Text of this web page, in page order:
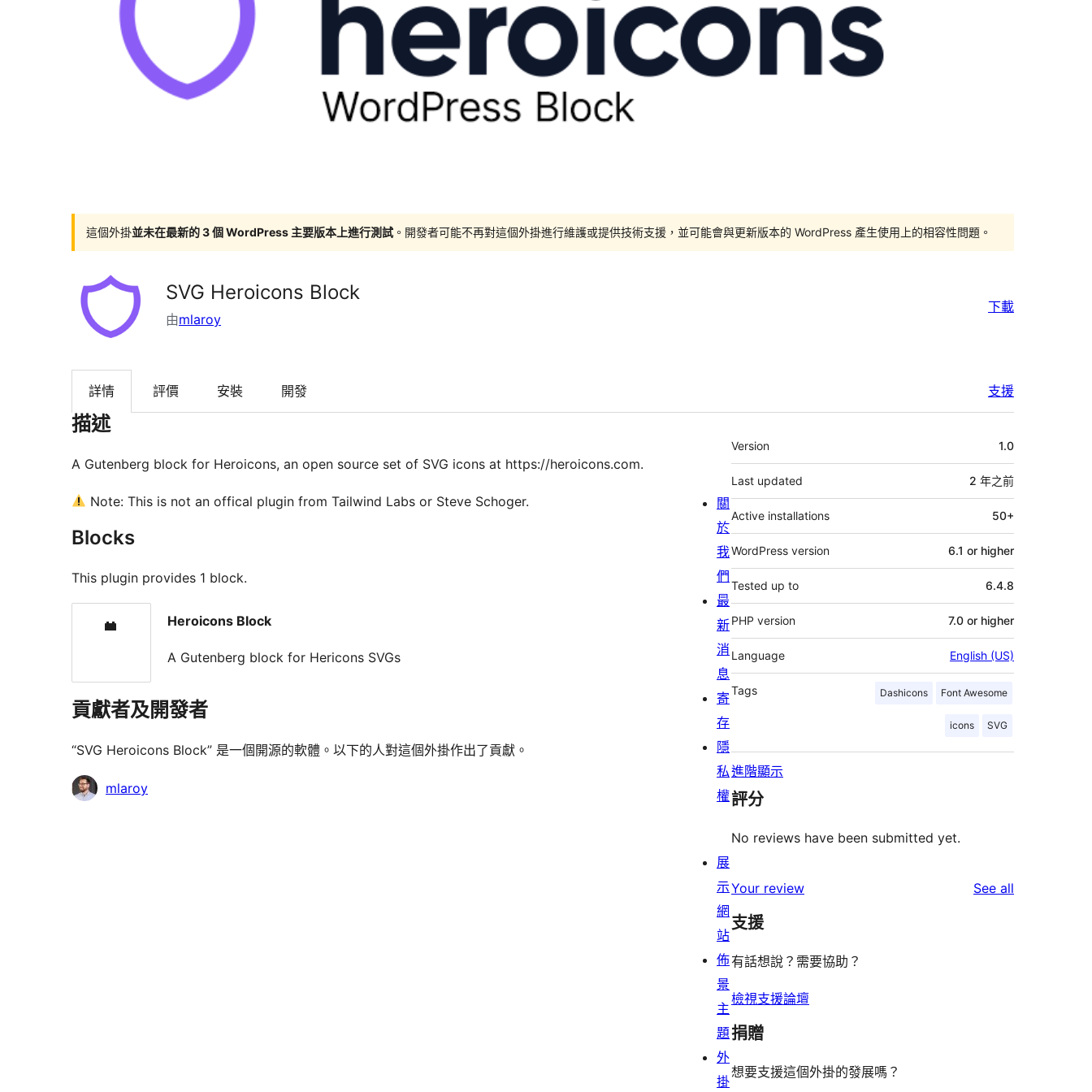
這個外掛並未在最新的 3 個 WordPress 主要版本上進行測試 。開發者可能不再對這個外掛進行維護或提供技術支援，並可能會與更新版本的 WordPress 產生使用上的相容性問題。
SVG Heroicons Block
由mlaroy
下載
詳情 評價 安裝 開發 支援
描述
A Gutenberg block for Heroicons, an open source set of SVG icons at https://heroicons.com.
Note: This is not an offical plugin from Tailwind Labs or Steve Schoger.
Blocks
This plugin provides 1 block.
Heroicons Block
A Gutenberg block for Hericons SVGs
貢獻者及開發者
“SVG Heroicons Block” 是一個開源的軟體。以下的人對這個外掛作出了貢獻。
貢
mlaroy
其
它
Version 1.0
Last updated 2 年之前
Active installations 50+
WordPress version 6.1 or higher
Tested up to 6.4.8
PHP version 7.0 or higher
Language English (US)
Tags Dashicons Font Awesome
icons SVG
進階顯示
評分
No reviews have been submitted yet.
Your review See all
支援
有話想說？需要協助？
檢視支援論壇
捐贈
想要支援這個外掛的發展嗎？
關
於
我
們
最
新
消
息
寄
存
隱
私
權
展
示
網
站
佈
景
主
題
外
掛